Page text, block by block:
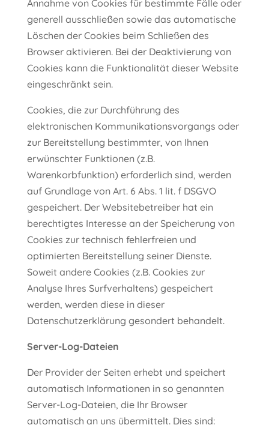
Annahme von Cookies für bestimmte Fälle oder
generell ausschließen sowie das automatische
Löschen der Cookies beim Schließen des
Browser aktivieren. Bei der Deaktivierung von
Cookies kann die Funktionalität dieser Website
eingeschränkt sein.
Cookies, die zur Durchführung des
elektronischen Kommunikationsvorgangs oder
zur Bereitstellung bestimmter, von Ihnen
erwünschter Funktionen (z.B.
Warenkorbfunktion) erforderlich sind, werden
auf Grundlage von Art. 6 Abs. 1 lit. f DSGVO
gespeichert. Der Websitebetreiber hat ein
berechtigtes Interesse an der Speicherung von
Cookies zur technisch fehlerfreien und
optimierten Bereitstellung seiner Dienste.
Soweit andere Cookies (z.B. Cookies zur
Analyse Ihres Surfverhaltens) gespeichert
werden, werden diese in dieser
Datenschutzerklärung gesondert behandelt.
Server-Log-Dateien
Der Provider der Seiten erhebt und speichert
automatisch Informationen in so genannten
Server-Log-Dateien, die Ihr Browser
automatisch an uns übermittelt. Dies sind: